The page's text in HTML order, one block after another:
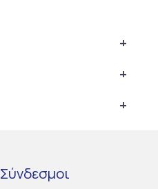
+
+
+
Σύνδεσμοι